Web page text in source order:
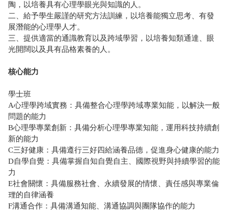
陶，以培養具有心理學眼光與知識的人。
二、給予學生嚴謹的研究方法訓練，以培養能獨立思考、有發
展潛能的心理學人才。
三、提供適當的通識教育以及跨域學習，以培養知類通達、眼
光開闊以及具有品格素養的人。
核心能力
學士班
A心理學跨域實務：具備整合心理學跨域專業知能，以解決一般
問題的能力
B心理學專業創新：具備分析心理學專業知能，運用科技持續創
新的能力
C三好健康：具備遵行三好四給涵養品德，促進身心健康的能力
D自學自覺：具備掌握自知自覺自主、國際視野與持續學習的能
力
E社會關懷：具備服務社會、永續發展的情懷、責任感與專業倫
理的自律涵養
F溝通合作：具備溝通知能、溝通協調與團隊協作的能力